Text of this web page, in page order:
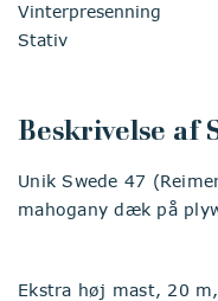
Vinterpresenning
Stativ
Beskrivelse af
Unik Swede 47
mahogany dæk på
Ekstra høj mast, 20